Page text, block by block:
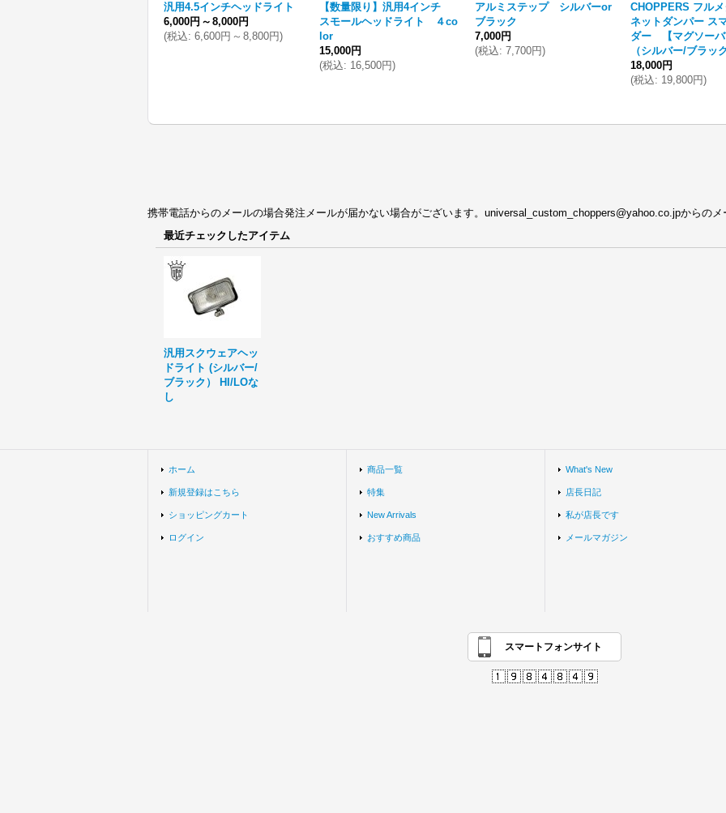
汎用4.5インチヘッドライト
6,000円 ～ 8,000円
(税込: 6,600円 ～ 8,800円)
【数量限り】汎用4インチ
スモールヘッドライト ４co
lor
15,000円
(税込: 16,500円)
アルミステップ シルバーor
ブラック
7,000円
(税込: 7,700円)
CHOPPERS フル
ネットダンパー ス
ダー 【マグソー
（シルバー/ブラッ
18,000円
(税込: 19,800円)
携帯電話からのメールの場合発注メールが届かない場合がございます。universal_custom_choppers@yahoo.co.jpからの
最近チェックしたアイテム
汎用スクウェアヘッ
ドライト (シルバー/
ブラック） HI/LOな
し
ホーム
新規登録はこちら
ショッピングカート
ログイン
商品一覧
特集
New Arrivals
おすすめ商品
What's New
店長日記
私が店長です
メールマガジン
スマートフォンサイト